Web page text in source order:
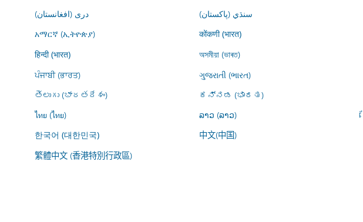
درى (افغانستان) سنڌي (پاکستان)
አማርኛ (ኢትዮጵያ) कोंकणी (भारत)
हिन्दी (भारत) অসমীয়া (ভাৰত)
ਪੰਜਾਬੀ (ਭਾਰਤ) ગુજરાતી (ભારત)
తెలుగు (భారతదేశం) ಕನ್ನಡ (ಭಾರತ)
ไทย (ไทย) ລາວ (ລາວ)
한국어 (대한민국) 中文(中国)
繁體中文 (香港特別行政區)